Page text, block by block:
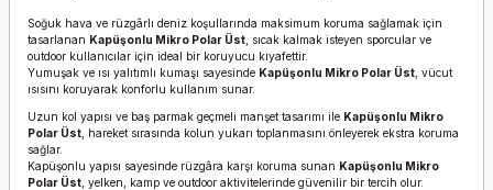
Soğuk hava ve rüzgârlı deniz koşullarında maksimum koruma sağlamak için
tasarlanan Kapüşonlu Mikro Polar Üst , sıcak kalmak isteyen sporcular ve
outdoor kullanıcılar için ideal bir koruyucu kıyafettir.
Yumuşak ve ısı yalıtımlı kumaşı sayesinde Kapüşonlu Mikro Polar Üst , vücut
ısısını koruyarak konforlu kullanım sunar.
Uzun kol yapısı ve baş parmak geçmeli manşet tasarımı ile Kapüşonlu Mikro
Polar Üst , hareket sırasında kolun yukarı toplanmasını önleyerek ekstra koruma
sağlar.
Kapüşonlu yapısı sayesinde rüzgâra karşı koruma sunan Kapüşonlu Mikro
Polar Üst , yelken, kamp ve outdoor aktivitelerinde güvenilir bir tercih olur.